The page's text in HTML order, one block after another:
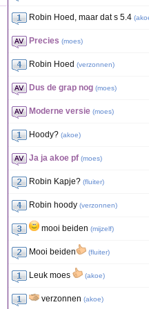
Robin Hoed, maar dat s 5.4 (
Precies (moes)
Robin Hoed (verzonnen)
Dus de grap nog (moes)
Moderne versie (moes)
Hoody? (akoe)
Ja ja akoe pf (moes)
Robin Kapje? (fluiter)
Robin hoody (verzonnen)
mooi beiden (mijzelf)
Mooi beiden (fluiter)
Leuk moes (akoe)
verzonnen (akoe)